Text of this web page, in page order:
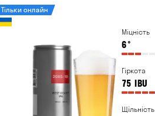
Міцність
6°
Гіркота
75 IBU
Щільність
Тільки онлайн